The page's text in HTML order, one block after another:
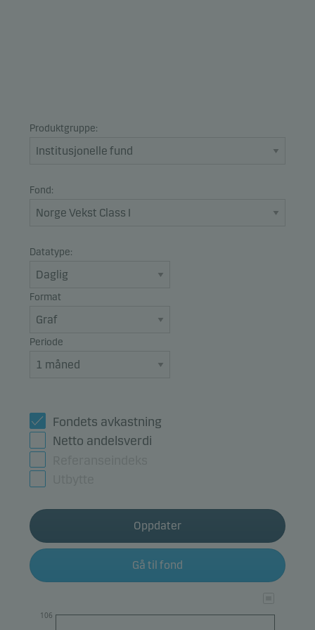
Produktgruppe:
Fond:
Datatype:
Format
Periode
Fondets avkastning
Netto andelsverdi
Oppdater
Gå til fond
106